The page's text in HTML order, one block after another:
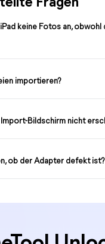
Fragen
keine Fotos an, obwohl
importieren?
Import-Bildschirm nicht
ob der Adapter defekt ist?